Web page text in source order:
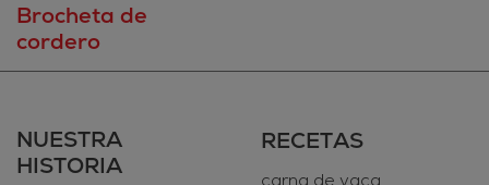
Brocheta de
cordero
NUESTRA
HISTORIA
RECETAS